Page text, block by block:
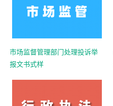
市场监督管理部门处理投诉举
报文书式样